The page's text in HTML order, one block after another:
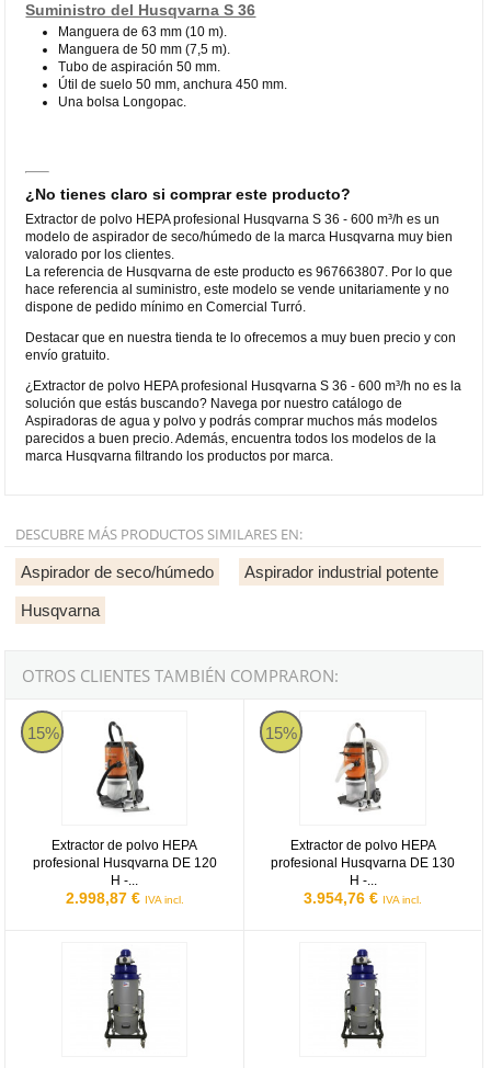
Suministro del Husqvarna S 36
Manguera de 63 mm (10 m).
Manguera de 50 mm (7,5 m).
Tubo de aspiración 50 mm.
Útil de suelo 50 mm, anchura 450 mm.
Una bolsa Longopac.
¿No tienes claro si comprar este producto?
Extractor de polvo HEPA profesional Husqvarna S 36 - 600 m³/h es un
modelo de aspirador de seco/húmedo de la marca Husqvarna muy bien
valorado por los clientes.
La referencia de Husqvarna de este producto es 967663807. Por lo que
hace referencia al suministro, este modelo se vende unitariamente y no
dispone de pedido mínimo en Comercial Turró.
Destacar que en nuestra tienda te lo ofrecemos a muy buen precio y con
envío gratuito.
¿Extractor de polvo HEPA profesional Husqvarna S 36 - 600 m³/h no es la
solución que estás buscando? Navega por nuestro catálogo de
Aspiradoras de agua y polvo y podrás comprar muchos más modelos
parecidos a buen precio. Además, encuentra todos los modelos de la
marca Husqvarna filtrando los productos por marca.
DESCUBRE MÁS PRODUCTOS SIMILARES EN:
Aspirador de seco/húmedo Aspirador industrial potente
Husqvarna
OTROS CLIENTES TAMBIÉN COMPRARON:
15%
Extractor de polvo HEPA
profesional Husqvarna DE 120
H -...
2.998,87 € IVA incl.
Extractor de polvo HEPA profesional Husqvarna DE 120 H - 410
15%
Extractor de polvo HEPA
profesional Husqvarna DE 130
H -...
3.954,76 € IVA incl.
Extractor de polvo HEPA